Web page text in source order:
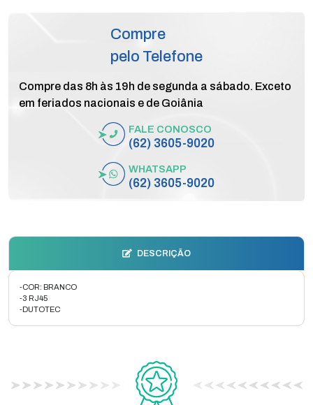
Compre
pelo Telefone
Compre das 8h às 19h de segunda a sábado. Exceto
em feriados nacionais e de Goiânia
FALE CONOSCO
(62) 3605-9020
WHATSAPP
(62) 3605-9020
DESCRIÇÃO
-COR: BRANCO
-3 RJ45
-DUTOTEC